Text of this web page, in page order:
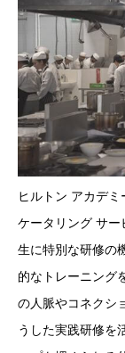
ヒルトン アカデミ
ケータリング サ
生に特別な研修の
的なトレーニング
の人脈やコネクシ
うした実践研修を